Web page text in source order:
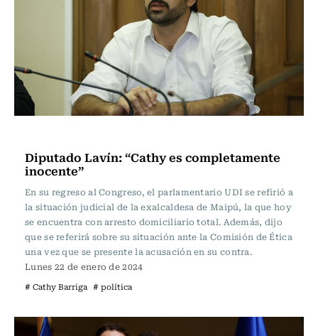
Diputado Lavín: “Cathy es completamente
inocente”
En su regreso al Congreso, el parlamentario UDI se refirió a
la situación judicial de la exalcaldesa de Maipú, la que hoy
se encuentra con arresto domiciliario total. Además, dijo
que se referirá sobre su situación ante la Comisión de Ética
una vez que se presente la acusación en su contra.
Lunes 22 de enero de 2024
# Cathy Barriga # política